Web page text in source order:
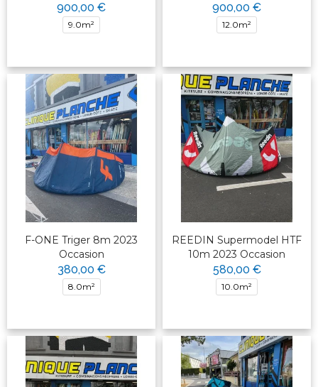
900,00 €
9.0m²
900,00 €
12.0m²
F-ONE Triger 8m 2023
Occasion
380,00 €
8.0m²
REEDIN Supermodel HTF
10m 2023 Occasion
580,00 €
10.0m²